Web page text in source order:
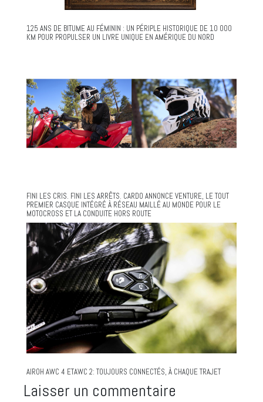
125 ANS DE BITUME AU FÉMININ : UN PÉRIPLE HISTORIQUE DE 10 000
KM POUR PROPULSER UN LIVRE UNIQUE EN AMÉRIQUE DU NORD
FINI LES CRIS. FINI LES ARRÊTS. CARDO ANNONCE VENTURE, LE TOUT
PREMIER CASQUE INTÉGRÉ À RÉSEAU MAILLÉ AU MONDE POUR LE
MOTOCROSS ET LA CONDUITE HORS ROUTE
AIROH AWC 4 ETAWC 2: TOUJOURS CONNECTÉS, À CHAQUE TRAJET
Laisser un commentaire